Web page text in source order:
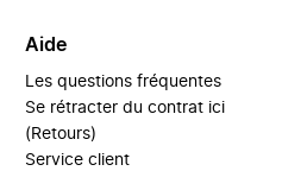
Aide
Les questions fréquentes
Se rétracter du contrat ici
(Retours)
Service client